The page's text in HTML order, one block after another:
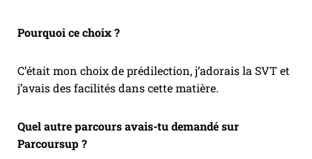
Pourquoi ce choix ?
C’était mon choix de prédilection, j’adorais la SVT et
j’avais des facilités dans cette matière.
Quel autre parcours avais-tu demandé sur
Parcoursup ?